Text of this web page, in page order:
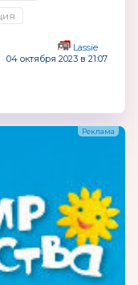
Lassie
04 октября 2023 в 21:07